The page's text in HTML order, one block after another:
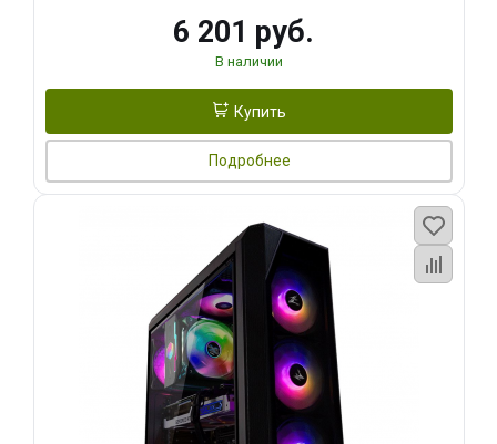
6 201 руб.
В наличии
Купить
Подробнее